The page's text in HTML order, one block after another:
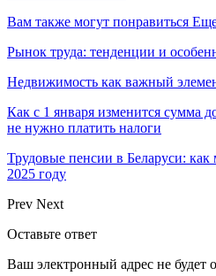
Вам также могут понравиться Еще
Рынок труда: тенденции и
Недвижимость как важный
Как с 1 января изменится сумма
не нужно платить налоги
Трудовые пенсии в Беларуси: как
2025 году
Prev Next
Оставьте ответ
Ваш электронный адрес не будет